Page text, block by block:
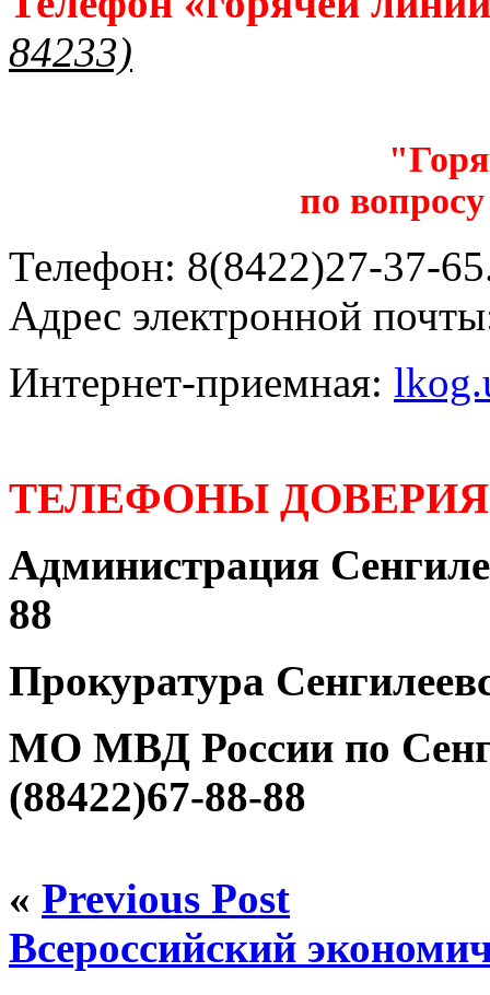
84233)
по
Телефон: 8(8422)27-37-
Адрес электронной
Интернет-приемная:
ТЕЛЕФОНЫ
Администрация
88
Прокуратура
МО МВД России по
(88422)67-88-88
« Previous Post
Всероссийский